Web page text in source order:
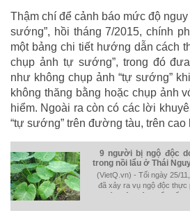
Thậm chí để cảnh báo mức độ
sướng”, hồi tháng 7/2015, chính
một bảng chi tiết hướng dẫn cách
chụp ảnh tự sướng”, trong đó
như không chụp ảnh “tự sướng”
không thăng bằng hoặc chụp ảnh
hiểm. Ngoài ra còn có các lời
“tự sướng” trên đường tàu, trên
9 người bị ngộ độc
trong nồi lẩu ở Thái
(VietQ.vn) - Tối ngày 25/
đã xảy ra vụ ngộ độc thực